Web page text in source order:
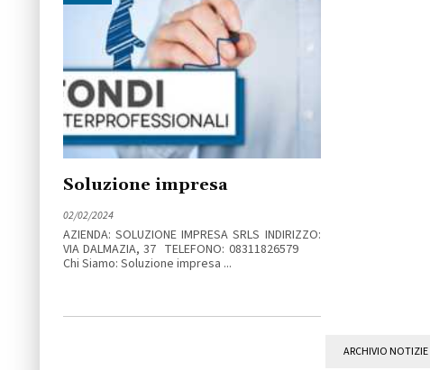
Soluzione impresa
02/02/2024
AZIENDA: SOLUZIONE IMPRESA SRLS INDIRIZZO:
VIA DALMAZIA, 37 TELEFONO: 08311826579
Chi Siamo: Soluzione impresa ...
ARCHIVIO NOTIZIE